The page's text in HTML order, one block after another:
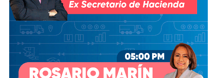
hace camino al andar “ escribió Antonio Machado.
Por lo tanto, seguro que nos llamarán locos, (lo bueno es
que la cordura nos cae gorda y a mi me han dicho más feo)
seguro incomodaremos a algunos o a muchos,
seguro habrá tropiezos y errores.